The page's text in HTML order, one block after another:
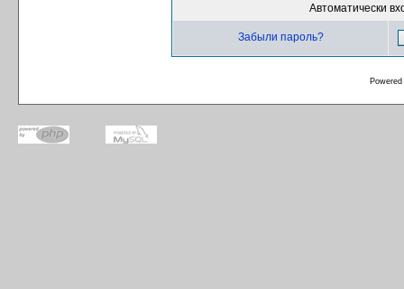
Автоматически
Забыли пароль?